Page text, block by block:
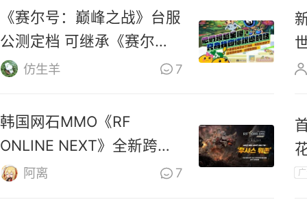
《赛尔号：巅峰之战》台服
公测定档 可继承《赛尔
号》数据
仿生羊 7
韩国网石MMO《RF
ONLINE NEXT》全新跨服
战区上线
阿离 7